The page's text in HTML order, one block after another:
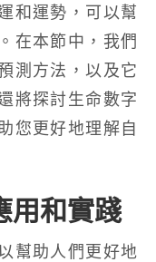
和運勢，可以幫
在本節中，我們
測方法，以及它
將探討生命數字
您更好地理解自
用和實踐
幫助人們更好地